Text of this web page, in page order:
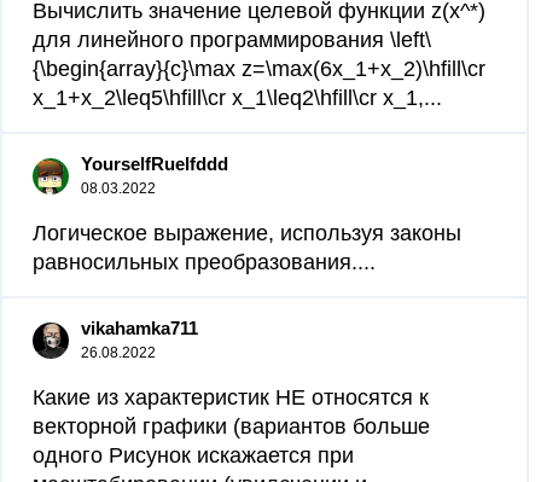
Вычислить значение целевой функции z(x^*)
для линейного программирования \left\
{\begin{array}{c}\max z=\max(6x_1+x_2)\hfill\cr
x_1+x_2\leq5\hfill\cr x_1\leq2\hfill\cr x_1,...
YourselfRuelfddd
08.03.2022
Логическое выражение, используя законы
равносильных преобразования....
vikahamka711
26.08.2022
Какие из характеристик НЕ относятся к
векторной графики (вариантов больше
одного Рисунок искажается при